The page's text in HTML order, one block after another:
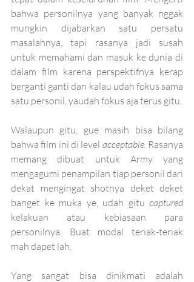
bahwa personilnya yang banyak nggak
mungkin dijabarkan satu persatu
masalahnya, tapi rasanya jadi susah
untuk memahami dan masuk ke dunia di
dalam film karena perspektifnya kerap
berganti ganti dan kalau udah fokus sama
Walaupun gitu, gue masih bisa bilang
bahwa film ini di level acceptable. Rasanya
memang dibuat untuk Army yang
mengagumi penampilan tiap personil dari
dekat mengingat shotnya deket deket
banget ke muka ye, udah gitu
kelakuan atau kebiasaan para
personilnya. Buat modal teriak-teriak
mah dapet lah.
Yang sangat bisa dinikmati adalah